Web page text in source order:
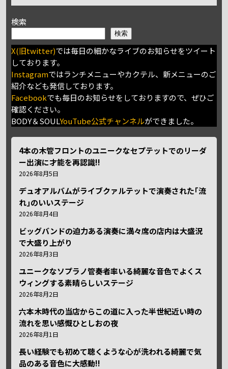
検索
検索
X(旧twitter)では毎日の細かなライブのお知らせをツイート
しております。
Instagramではランチメニューやカクテル、新メニューのご
紹介なども発信しております。
Facebookでも毎日のお知らせをしておりますので、ぜひご
確認ください。
BODY＆SOULYouTube公式チャンネルができました。
4本の木管フロントのユニークなセプテットでのリーダ
ー出演に才能を再認識!!
2026年8月5日
デュオアルバムがライブクァルテットで演奏された｢流
れ｣のいいステージ
2026年8月4日
ビッグバンドの迫力ある演奏に満々席の店内は大盛況
で大盛り上がり
2026年8月3日
ユニークなソプラノ管奏者率いる綺麗な音色でよくス
ウィングする素晴らしいステージ
2026年8月2日
六本木時代の当店からこの道に入った半世紀近い時の
流れを思い感慨ひとしおの夜
2026年8月1日
長い経験でも初めて聴くような心が洗われる綺麗で気
品のある音色に大感動!!